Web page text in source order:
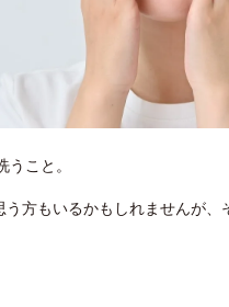
こと。
方もいるかもしれませんが、